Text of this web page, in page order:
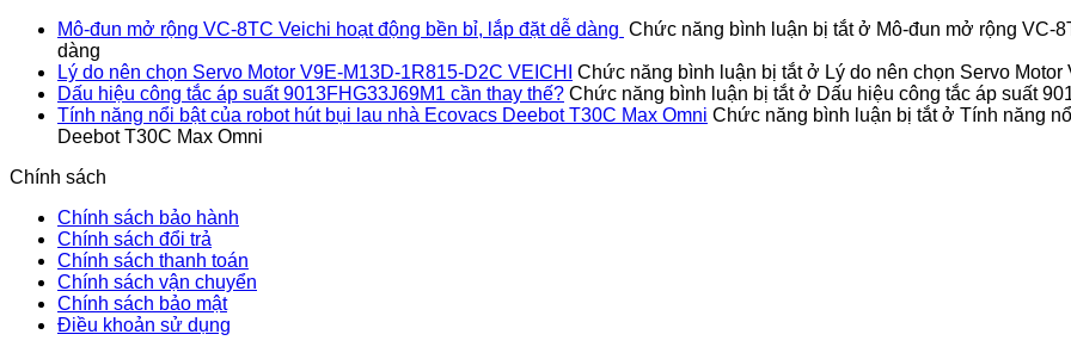
Mô-đun mở rộng VC-8TC Veichi hoạt động bền bỉ, lắp đặt dễ dàng Chức năng bình luận bị tắtở Mô-đun mở rộng VC-
dàng
Lý do nên chọn Servo Motor V9E-M13D-1R815-D2C VEICHI
Chức năng bình luận bị tắtở Lý do nên chọn Servo Motor
Dấu hiệu công tắc áp suất 9013FHG33J69M1 cần thay thế? Chức năng bình luận bị tắtở Dấu hiệu công tắc áp suất
Tính năng nổi bật của robot hút bụi lau nhà Ecovacs Deebot T30C Max Omni Chức năng bình luận bị tắtở Tính năng
Deebot T30C Max Omni
Chính sách
Chính sách bảo hành
Chính sách đổi trả
Chính sách thanh toán
Chính sách vận chuyển
Chính sách bảo mật
Điều khoản sử dụng